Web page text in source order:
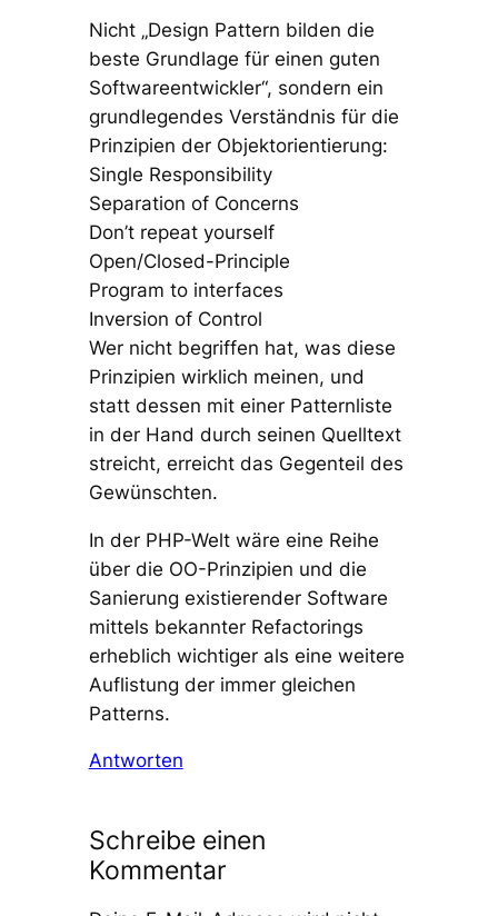
Nicht „Design Pattern bilden die
beste Grundlage für einen guten
Softwareentwickler“, sondern ein
grundlegendes Verständnis für die
Prinzipien der Objektorientierung:
Single Responsibility
Separation of Concerns
Don’t repeat yourself
Open/Closed-Principle
Program to interfaces
Inversion of Control
Wer nicht begriffen hat, was diese
Prinzipien wirklich meinen, und
statt dessen mit einer Patternliste
in der Hand durch seinen Quelltext
streicht, erreicht das Gegenteil des
Gewünschten.
In der PHP-Welt wäre eine Reihe
über die OO-Prinzipien und die
Sanierung existierender Software
mittels bekannter Refactorings
erheblich wichtiger als eine weitere
Auflistung der immer gleichen
Patterns.
Antworten
Schreibe einen
Kommentar